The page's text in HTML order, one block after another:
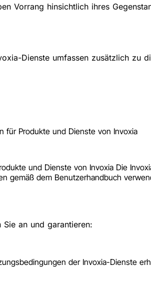
Vorrang hinsichtlich ihres
Dienste umfassen zusätzlich zu
für Produkte und Dienste von Invoxia
und Dienste von Invoxia Die
gemäß dem Benutzerhandbuch
an und garantieren:
der Invoxia-Dienste